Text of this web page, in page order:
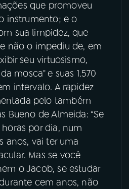
que promoveu
instrumento; e o
sua limpidez, que
não o impediu de, em
seu virtuosismo,
mosca" e suas 1.570
intervalo. A rapidez
pelo também
Bueno de Almeida: “Se
por dia, num
anos, vai ter uma
Mas se você
o Jacob, se estudar
cem anos, não